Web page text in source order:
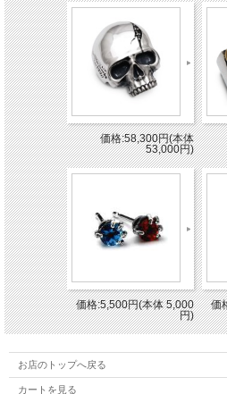
価格:58,300円(本体
53,000円)
価格:5,500円(本体 5,000
円)
価
お店のトップへ戻る
カートを見る